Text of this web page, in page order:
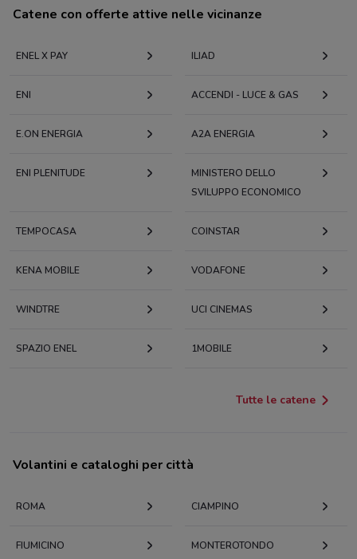
Catene con offerte attive nelle vicinanze
ENEL X PAY ILIAD
ENI ACCENDI - LUCE & GAS
E.ON ENERGIA A2A ENERGIA
ENI PLENITUDE
MINISTERO DELLO
SVILUPPO ECONOMICO
TEMPOCASA COINSTAR
KENA MOBILE VODAFONE
WINDTRE UCI CINEMAS
SPAZIO ENEL 1MOBILE
Tutte le catene
Volantini e cataloghi per città
ROMA CIAMPINO
FIUMICINO MONTEROTONDO